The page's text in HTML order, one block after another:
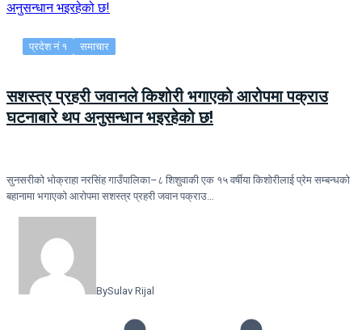
प्रदेश नं १ समाचार
सशस्त्र प्रहरी जवानले किशोरी भगाएको आरोपमा पक्राउ
घटनाबारे थप अनुसन्धान भइरहेको छ!
सुनसरीको भोक्राहा नरसिंह गाउँपालिका–८ शिशुवाकी एक १५ वर्षीया किशोरीलाई प्रेम सम्बन्धको
बहानामा भगाएको आरोपमा सशस्त्र प्रहरी जवान पक्राउ…
BySulav Rijal